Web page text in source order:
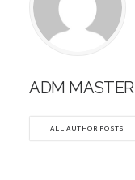
ADM MASTER
ALL AUTHOR POSTS